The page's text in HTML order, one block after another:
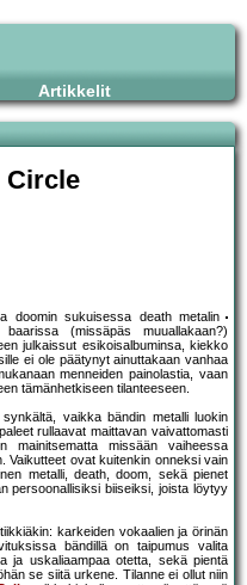
Artikkelit
Circle
doomin sukuisessa death metalin
(missäpäs muuallakaan?)
julkaissut esikoisalbuminsa, kiekko
ei ole päätynyt ainuttakaan vanhaa
menneiden painolastia, vaan
tämänhetkiseen tilanteeseen.
vaikka bändin metalli luokin
rullaavat maittavan vaivattomasti
mainitsematta missään vaiheessa
Vaikutteet ovat kuitenkin onneksi vain
metalli, death, doom, sekä pienet
persoonallisiksi biiseiksi, joista löytyy
karkeiden vokaalien ja örinän
bändillä on taipumus valita
ja uskaliaampaa otetta, sekä pientä
se siitä urkene. Tilanne ei ollut niin